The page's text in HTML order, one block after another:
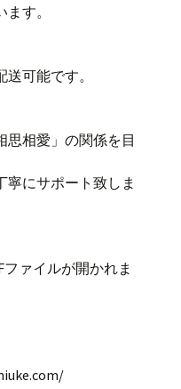
す。
可能です。
思相愛」の関係を目
寧にサポート致しま
ァイルが開かれま